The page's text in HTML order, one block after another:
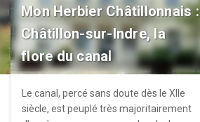
Mon Herbier Châtillonnais :
Châtillon-sur-Indre, la
flore du canal
Le canal, percé sans doute dès le XIIe
siècle, est peuplé très majoritairement